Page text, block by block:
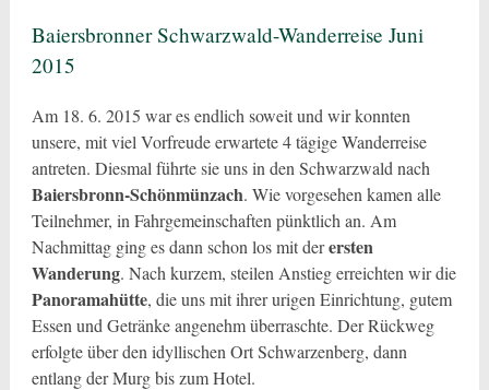
Baiersbronner Schwarzwald-Wanderreise Juni
2015
Am 18. 6. 2015 war es endlich soweit und wir konnten
unsere, mit viel Vorfreude erwartete 4 tägige Wanderreise
antreten. Diesmal führte sie uns in den Schwarzwald nach
Baiersbronn-Schönmünzach. Wie vorgesehen kamen alle
Teilnehmer, in Fahrgemeinschaften pünktlich an. Am
Nachmittag ging es dann schon los mit derersten
Wanderung. Nach kurzem, steilen Anstieg erreichten wir die
Panoramahütte, die uns mit ihrer urigen Einrichtung, gutem
Essen und Getränke angenehm überraschte. Der Rückweg
erfolgte über den idyllischen Ort Schwarzenberg, dann
entlang der Murg bis zum Hotel.